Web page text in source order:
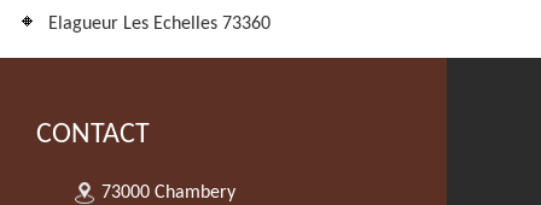
Elagueur Les Echelles 73360
CONTACT
73000 Chambery